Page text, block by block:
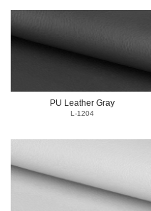
PU Leather Gray
L-1204